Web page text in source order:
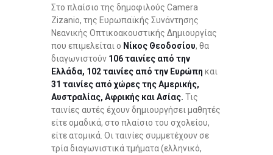
Στο πλαίσιο της δημοφιλούς Camera
Zizanio, της Ευρωπαϊκής Συνάντησης
Νεανικής Οπτικοακουστικής Δημιουργίας
που επιμελείται ο Νίκος Θεοδοσίου, θα
διαγωνιστούν 106 ταινίες από την
Ελλάδα, 102 ταινίες από την Ευρώπη και
31 ταινίες από χώρες της Αμερικής,
Αυστραλίας, Αφρικής και Ασίας. Τις
ταινίες αυτές έχουν δημιουργήσει μαθητές
είτε ομαδικά, στο πλαίσιο του σχολείου,
είτε ατομικά. Οι ταινίες συμμετέχουν σε
τρία διαγωνιστικά τμήματα (ελληνικό,